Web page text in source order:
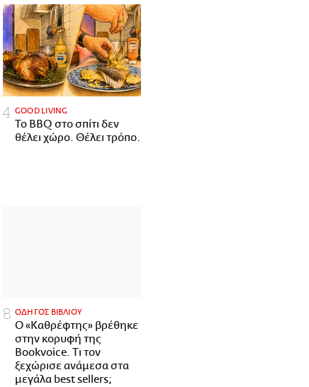
GOOD LIVING
Το BBQ στο σπίτι δεν
θέλει χώρο. Θέλει τρόπο.
ΟΔΗΓΟΣ ΒΙΒΛΙΟΥ
Ο «Καθρέφτης» βρέθηκε
στην κορυφή της
Bookvoice. Τι τον
ξεχώρισε ανάμεσα στα
μεγάλα best sellers;